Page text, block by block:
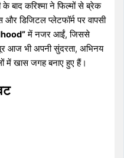
बाद करिश्मा ने फिल्मों से ब्रेक
और डिजिटल प्लेटफॉर्म पर वापसी
में नजर आईं, जिससे
आज भी अपनी सुंदरता, अभिनय
में खास जगह बनाए हुए हैं।